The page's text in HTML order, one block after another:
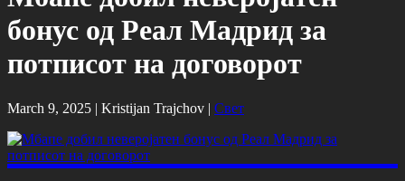
бонус од Реал Мадрид за
потписот на договорот
March 9, 2025 | Kristijan Trajchov | Свет